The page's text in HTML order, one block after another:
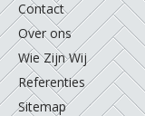
Contact
Over ons
Wie Zijn Wij
Referenties
Sitemap